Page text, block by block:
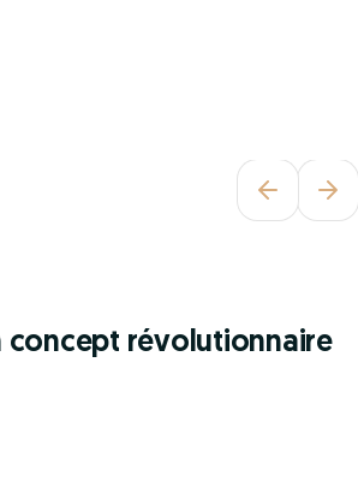
concept révolutionnaire